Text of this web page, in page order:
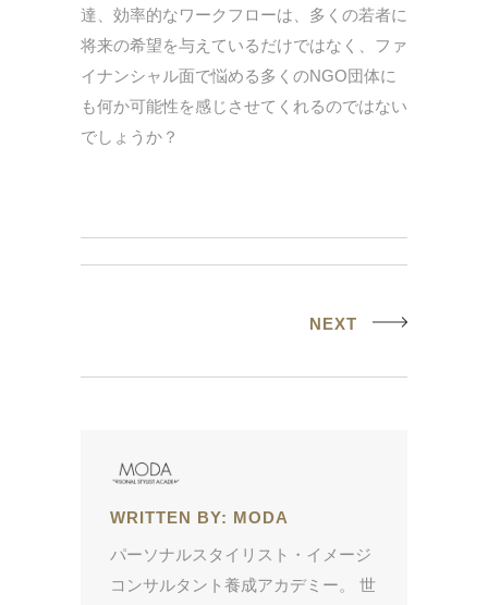
達、効率的なワークフローは、多くの若者に
将来の希望を与えているだけではなく、ファ
イナンシャル面で悩める多くのNGO団体に
も何か可能性を感じさせてくれるのではない
でしょうか？
NEXT
WRITTEN BY: MODA
パーソナルスタイリスト・イメージ
コンサルタント養成アカデミー。 世